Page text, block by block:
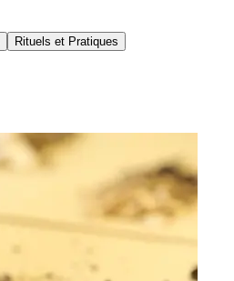
Rituels et Pratiques